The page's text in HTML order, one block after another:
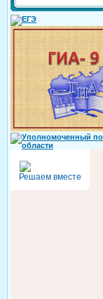
Решаем вместе